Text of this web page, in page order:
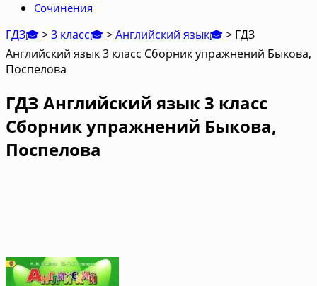
Сочинения
ГДЗ🎓>3 класс🎓>Английский язык🎓> ГДЗ
Английский язык 3 класс Сборник упражнений Быкова,
Поспелова
ГДЗ Английский язык 3 класс
Сборник упражнений Быкова,
Поспелова